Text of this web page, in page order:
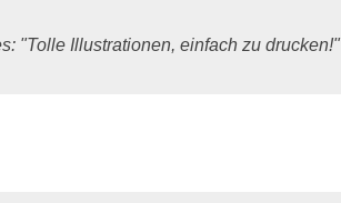
"Tolle Illustrationen, einfach zu drucken!"